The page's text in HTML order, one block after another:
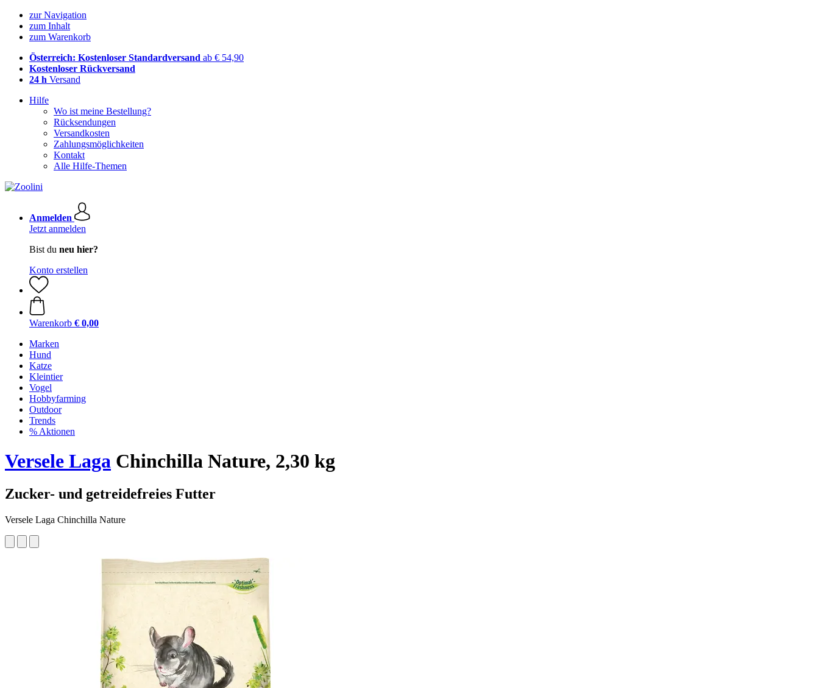
zur Navigation
zum Inhalt
zum Warenkorb
Österreich: Kostenloser Standardversand ab € 54,90
Kostenloser Rückversand
24 h Versand
Hilfe
Wo ist meine Bestellung?
Rücksendungen
Versandkosten
Zahlungsmöglichkeiten
Kontakt
Alle Hilfe-Themen
Anmelden
Jetzt anmelden
Bist du neu hier?
Konto erstellen
Warenkorb € 0,00
Marken
Hund
Katze
Kleintier
Vogel
Hobbyfarming
Outdoor
Trends
% Aktionen
Versele Laga Chinchilla Nature, 2,30 kg
Zucker- und getreidefreies Futter
Versele Laga Chinchilla Nature